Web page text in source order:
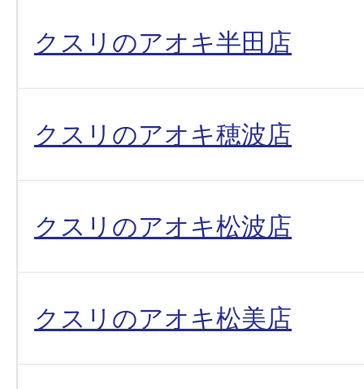
クスリのアオキ半田店
クスリのアオキ穂波店
クスリのアオキ松波店
クスリのアオキ松美店